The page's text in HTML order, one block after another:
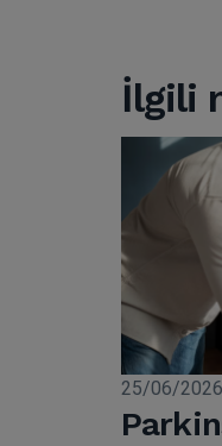
İlgili
25/06/2026